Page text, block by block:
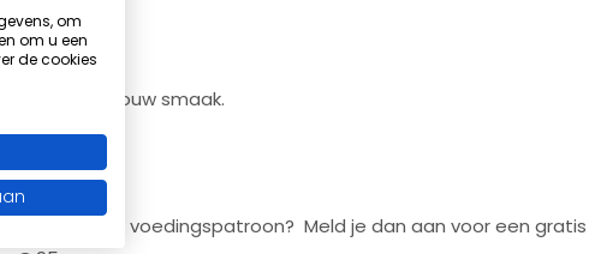
je het naar jouw smaak.
een gezond voedingspatroon? Meld je dan aan voor een gratis
om
om u een
de cookies